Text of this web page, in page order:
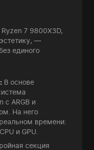
7 9800X3D,
—
единого
В основе
с ARGB и
На него
времени:
и GPU.
секция